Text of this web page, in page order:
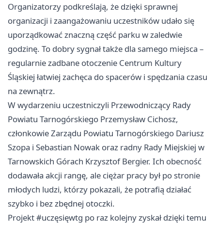
Organizatorzy podkreślają, że dzięki sprawnej
organizacji i zaangażowaniu uczestników udało się
uporządkować znaczną część parku w zaledwie
godzinę. To dobry sygnał także dla samego miejsca –
regularnie zadbane otoczenie Centrum Kultury
Śląskiej łatwiej zachęca do spacerów i spędzania czasu
na zewnątrz.
W wydarzeniu uczestniczyli Przewodniczący Rady
Powiatu Tarnogórskiego Przemysław Cichosz,
członkowie Zarządu Powiatu Tarnogórskiego Dariusz
Szopa i Sebastian Nowak oraz radny Rady Miejskiej w
Tarnowskich Górach Krzysztof Bergier. Ich obecność
dodawała akcji rangę, ale ciężar pracy był po stronie
młodych ludzi, którzy pokazali, że potrafią działać
szybko i bez zbędnej otoczki.
Projekt #uczęsięwtg po raz kolejny zyskał dzięki temu